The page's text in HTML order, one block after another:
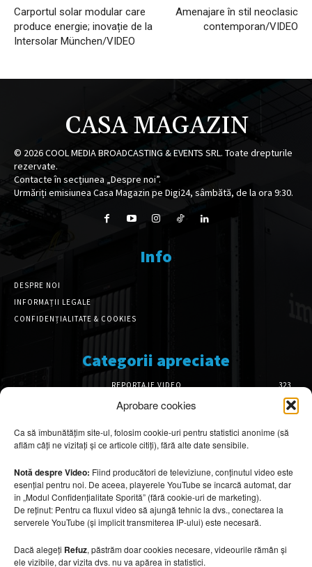
Aprobare cookies
Ca să îmbunătățim site-ul, folosim cookie-uri pentru statistici anonime (să
aflăm câți ne vizitați și ce articole citiți), fără alte date sensibile.
Notă despre Video: Fiind producători de televiziune, conținutul video este
esențial pentru noi. De aceea, playerele YouTube se încarcă automat, dar
în „Modul Confidențialitate Sporită” (fără cookie-uri de marketing).
De reținut: Pentru ca fluxul video să ajungă tehnic la dvs., conectarea la
serverele YouTube (și implicit transmiterea IP-ului) este necesară.
Dacă alegeți Refuz, păstrăm doar cookies necesare, videourile rămân și
ele vizibile, dar vizita dvs. nu va apărea în statistici.
Carportul solar modular care
produce energie; inovație de la
Intersolar München/VIDEO
Amenajare în stil neoclasic
contemporan/VIDEO
CASA MAGAZIN
© 2026COOL MEDIA BROADCASTING & EVENTS SRL. Toate drepturile
rezervate.
Contacte în secțiunea „Despre noi”.
Urmăriți emisiunea Casa Magazin pe Digi24, sâmbătă, de la ora 9:30.
Info
DESPRE NOI
INFORMAȚII LEGALE
CONFIDENȚIALITATE & COOKIES
Categorii apreciate
REPORTAJE VIDEO
323
AMENAJĂRI INTERIOARE
126
DESIGN INTERIOR
64
ARHITECTURĂ & DESIGN
OPINII & ANALIZE
43
Articole recomandate
Cele mai impresionante cabane moderne
7 august 2026